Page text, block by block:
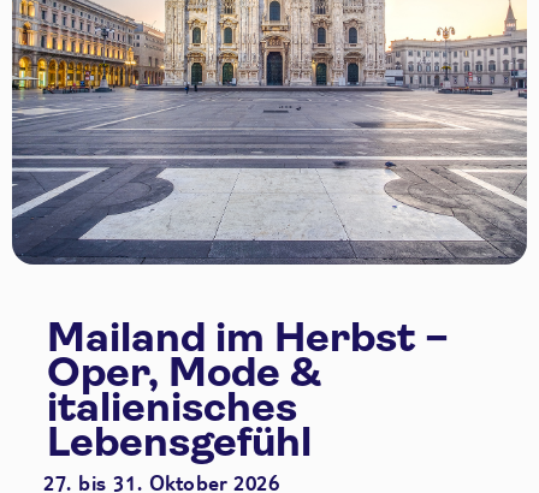
Mailand im Herbst –
Oper, Mode &
italienisches
Lebensgefühl
27. bis 31. Oktober 2026